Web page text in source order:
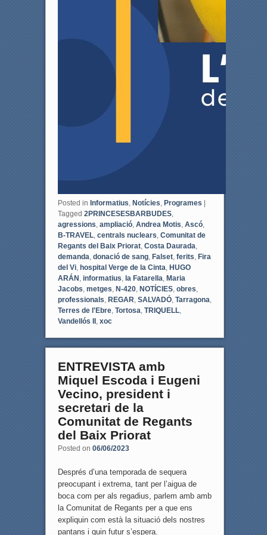
Posted in Informatius, Notícies, Programes
Tagged 2PRINCESESBARBUDES,
agressions, ampliació, Andrea Motis, Ascó,
B-TRAVEL, centrals nuclears, Comunitat de
Regants del Baix Priorat, Costa Daurada,
demanda, donació de sang, Falset, ferits, Fira
del Vi, hospital Verge de la Cinta, HUGO
ARÁN , informatius, la Fatarella, Maria
Jacobs, metges, N-420, NOTÍCIES, obres,
professionals, REGAR, SALVADÓ, Tarragona,
Terres de l'Ebre, Tortosa, TRIQUELL,
Vandellós II , xoc
ENTREVISTA amb
Miquel Escoda i Eugeni
Vecino, president i
secretari de la
Comunitat de Regants
del Baix Priorat
Posted on 06/06/2023
Després d’una temporada de sequera
preocupant i extrema, tant per l’aigua de
boca com per als regadius, parlem amb amb
la Comunitat de Regants per a que ens
expliquin com està la situació dels nostres
pantans i quin futur s’espera.